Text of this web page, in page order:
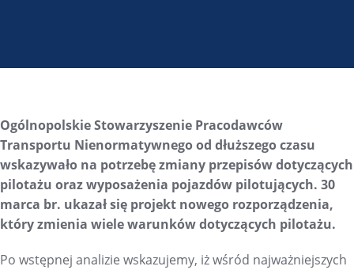
Ogólnopolskie Stowarzyszenie Pracodawców
Transportu Nienormatywnego od dłuższego czasu
wskazywało na potrzebę zmiany przepisów dotyczących
pilotażu oraz wyposażenia pojazdów pilotujących. 30
marca br. ukazał się projekt nowego rozporządzenia,
który zmienia wiele warunków dotyczących pilotażu.
Po wstępnej analizie wskazujemy, iż wśród najważniejszych